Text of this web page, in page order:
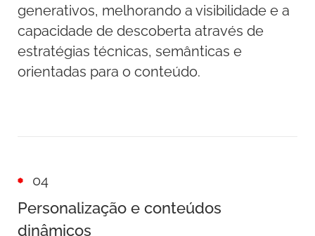
generativos, melhorando a visibilidade e a
capacidade de descoberta através de
estratégias técnicas, semânticas e
orientadas para o conteúdo.
04
Personalização e conteúdos
dinâmicos